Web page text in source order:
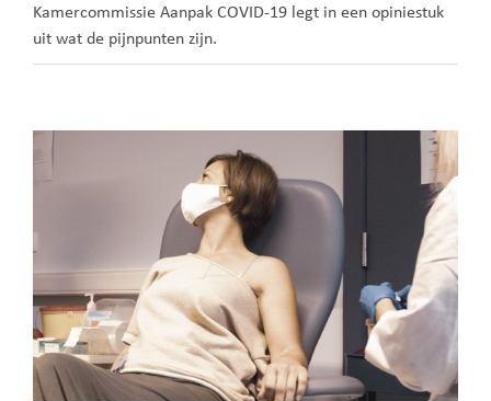
Kamercommissie Aanpak COVID-19 legt in een opiniestuk
uit wat de pijnpunten zijn.